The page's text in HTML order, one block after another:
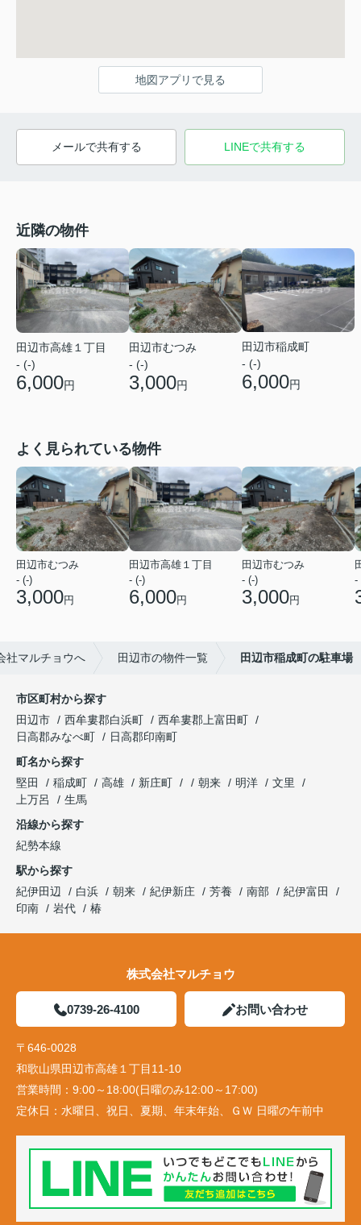
地図アプリで見る
メールで共有する LINEで共有する
近隣の物件
田辺市高雄１丁目
- (-)
6,000円
田辺市むつみ
- (-)
3,000円
田辺市稲成町
- (-)
6,000円
よく見られている物件
田辺市むつみ
- (-)
3,000円
田辺市高雄１丁目
- (-)
6,000円
田辺市むつみ
- (-)
3,000円
-
社マルチョウへ 田辺市の物件一覧 田辺市稲成町の駐車場
市区町村から探す
田辺市
西牟婁郡白浜町
西牟婁郡上富田町
日高郡みなべ町
日高郡印南町
町名から探す
堅田
稲成町 高雄 新庄町 朝来 明洋
文里
上万呂
生馬
沿線から探す
紀勢本線
駅から探す
紀伊田辺
白浜 朝来 紀伊新庄 芳養 南部
紀伊富田
印南
岩代 椿
株式会社マルチョウ
0739-26-4100 お問い合わせ
〒646-0028
和歌山県田辺市高雄１丁目11-10
営業時間： 9:00～18:00(日曜のみ12:00～17:00)
定休日： 水曜日、祝日、夏期、年末年始、ＧＷ 日曜の午前中